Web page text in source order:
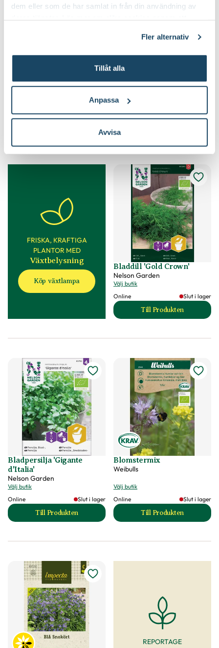
dem eller som de har samlat in från din användning av
Fler alternativ
Tillåt alla
Anpassa
Avvisa
Nelson Garden
Välj butik
Slut i lager
Till Produkten
till Bifftomat 'Galadiant' F1 produktsida
Bifftomat 'Marmande'
Nelson Garden
Online
Till Produkten
till Bifftomat
FRISKA, KRAFTIGA
PLANTOR MED
Växtbelysning
Köp växtlampa
Bladdill 'Gold Crown'
Nelson Garden
Välj butik
Online
Slut i lager
Till Produkten
till Bladdill 'Gold
Bladpersilja 'Gigante
d'Italia'
Nelson Garden
Välj butik
Online
Slut i lager
Till Produkten
till Bladpersilja 'Gigante d'Italia' produktsida
Blomstermix
Weibulls
Välj butik
Online
Slut i lager
Till Produkten
till Blomstermix
REPORTAGE